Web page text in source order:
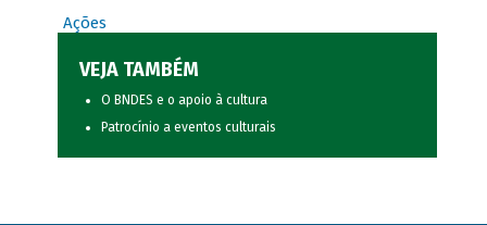
Ações
VEJA TAMBÉM
O BNDES e o apoio à cultura
Patrocínio a eventos culturais